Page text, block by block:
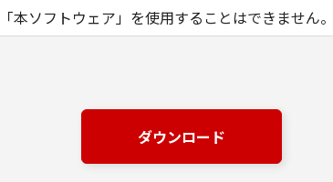
ソフトウェア」を使用することはできません。
言います。）において、「本ソフトウェア」を
ストールすること、またはコンピューターにお
す。）するための非独占的権利をお客様に対し
ーター上で、かかるコンピューターの使用者に
ダウンロード